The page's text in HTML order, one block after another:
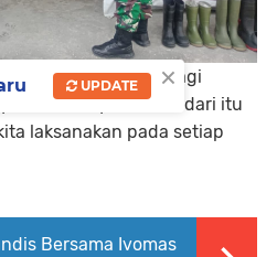
kesehatan bagi
banyak, maka dari itu
laksanakan pada setiap
Bersama Ivomas
×
UPDATE